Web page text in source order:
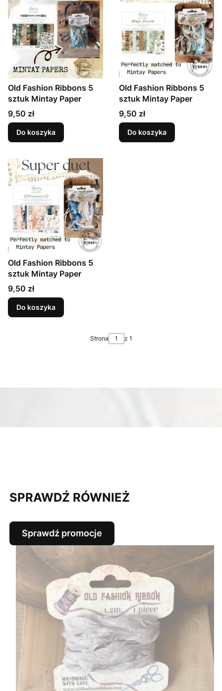
Old Fashion Ribbons 5
sztuk Mintay Paper
Cena
9,50 zł
Do koszyka
Old Fashion Ribbons 5
sztuk Mintay Paper
Cena
9,50 zł
Do koszyka
Old Fashion Ribbons 5
sztuk Mintay Paper
Cena
9,50 zł
Do koszyka
Strona z 1
SPRAWDŹ RÓWNIEŻ
Sprawdź promocje